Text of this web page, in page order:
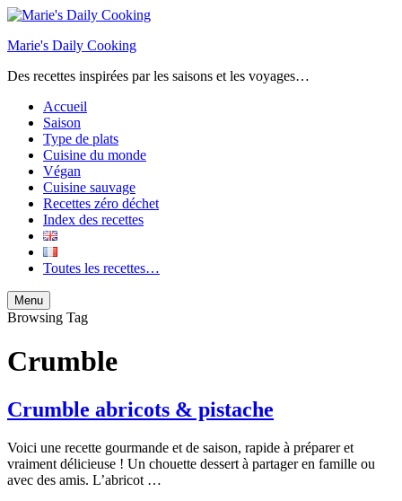
Marie's Daily Cooking
Des recettes inspirées par les saisons et les voyages…
Accueil
Saison
Type de plats
Cuisine du monde
Végan
Cuisine sauvage
Recettes zéro déchet
Index des recettes
Toutes les recettes…
Search
Menu
Browsing Tag
Crumble
Crumble abricots & pistache
Voici une recette gourmande et de saison, rapide à préparer et
vraiment délicieuse ! Un chouette dessert à partager en famille ou
avec des amis. L’abricot …